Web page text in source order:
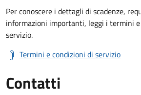
Per conoscere i dettagli di scadenze,
informazioni importanti, leggi i termini
servizio.
Termini e condizioni di servizio
Contatti